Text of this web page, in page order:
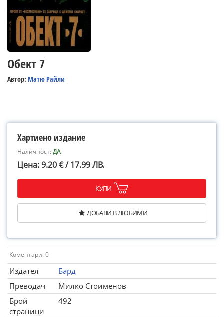
Обект 7
Автор: Матю Райли
Хартиено издание
Наличност:ДА
Цена: 9.20 € / 17.99 ЛВ.
КУПИ
ДОБАВИ В ЛЮБИМИ
Коментари: 0
Издател
Бард
Преводач
Милко Стоименов
Брой
страници
492